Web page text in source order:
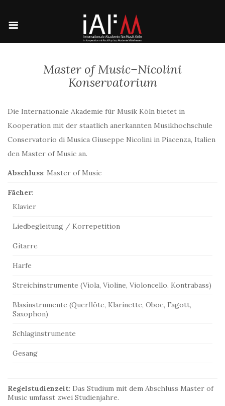
Master of Music–Nicolini
Konservatorium
Die Internationale Akademie für Musik Köln bietet in
Kooperation mit der staatlich anerkannten Musikhochschule
Conservatorio di Musica Giuseppe Nicolini in Piacenza, Italien
den Master of Music an.
Abschluss: Master of Music
Fächer:
Klavier
Liedbegleitung / Korrepetition
Gitarre
Harfe
Streichinstrumente (Viola, Violine, Violoncello, Kontrabass)
Blasinstrumente (Querflöte, Klarinette, Oboe, Fagott,
Saxophon)
Schlaginstrumente
Gesang
Regelstudienzeit: Das Studium mit dem Abschluss Master of
Music umfasst zwei Studienjahre.